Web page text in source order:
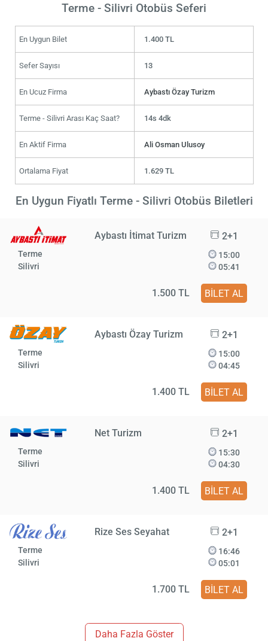
Terme - Silivri Otobüs Seferi
En Uygun Bilet 1.400 TL
Sefer Sayısı 13
En Ucuz Firma Aybastı Özay Turizm
Terme - Silivri Arası Kaç Saat? 14s 4dk
En Aktif Firma Ali Osman Ulusoy
Ortalama Fiyat 1.629 TL
En Uygun Fiyatlı Terme - Silivri Otobüs Biletleri
Aybastı İtimat Turizm 2+1
Terme
Silivri
15:00
05:41
1.500 TL BİLET AL
Aybastı Özay Turizm 2+1
Terme
Silivri
15:00
04:45
1.400 TL BİLET AL
Net Turizm 2+1
Terme
Silivri
15:30
04:30
1.400 TL BİLET AL
Rize Ses Seyahat 2+1
Terme
Silivri
16:46
05:01
1.700 TL BİLET AL
Daha Fazla Göster